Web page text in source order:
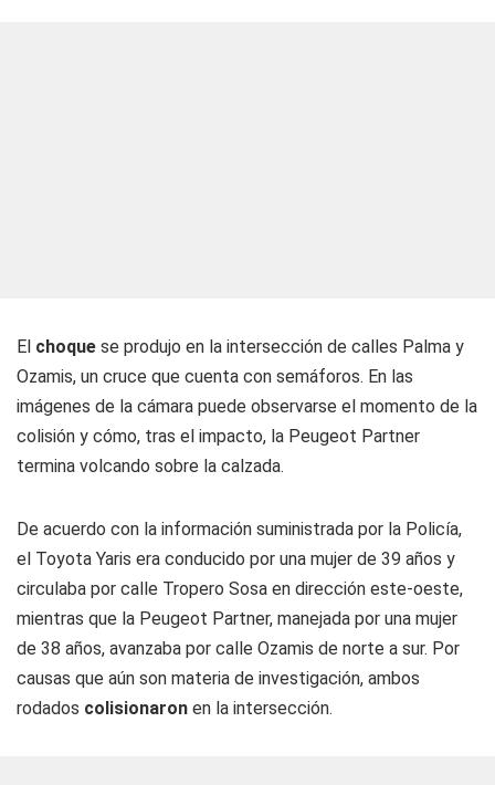
El choque se produjo en la intersección de calles Palma y
Ozamis, un cruce que cuenta con semáforos. En las
imágenes de la cámara puede observarse el momento de la
colisión y cómo, tras el impacto, la Peugeot Partner
termina volcando sobre la calzada.
De acuerdo con la información suministrada por la Policía,
el Toyota Yaris era conducido por una mujer de 39 años y
circulaba por calle Tropero Sosa en dirección este-oeste,
mientras que la Peugeot Partner, manejada por una mujer
de 38 años, avanzaba por calle Ozamis de norte a sur. Por
causas que aún son materia de investigación, ambos
rodados colisionaron en la intersección.